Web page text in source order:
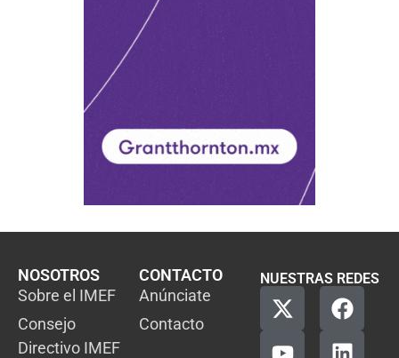
NOSOTROS
Sobre el IMEF
Consejo
Directivo IMEF
CONTACTO
Anúnciate
Contacto
NUESTRAS REDES